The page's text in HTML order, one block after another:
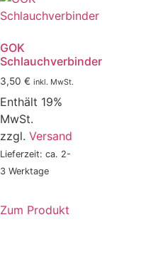
GOK
Schlauchverbinder
3,50 € inkl. MwSt.
Enthält 19%
MwSt.
zzgl. Versand
Lieferzeit: ca. 2-
3 Werktage
Zum Produkt